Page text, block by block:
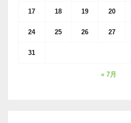
17 18 19 20
24 25 26 27
31
« 7月